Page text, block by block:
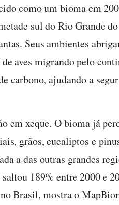
como um bioma em
sul do Rio Grande
Seus ambientes
aves migrando pelo
carbono, ajudando a
em xeque. O bioma já
grãos, eucaliptos e
a das outras grandes
189% entre 2000 e
Brasil, mostra o